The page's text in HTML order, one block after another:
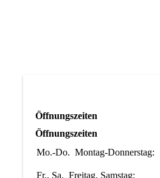
Öffnungszeiten
Öffnungszeiten
Mo.-Do. Montag-Donnerstag:
Fr., Sa. Freitag, Samstag: